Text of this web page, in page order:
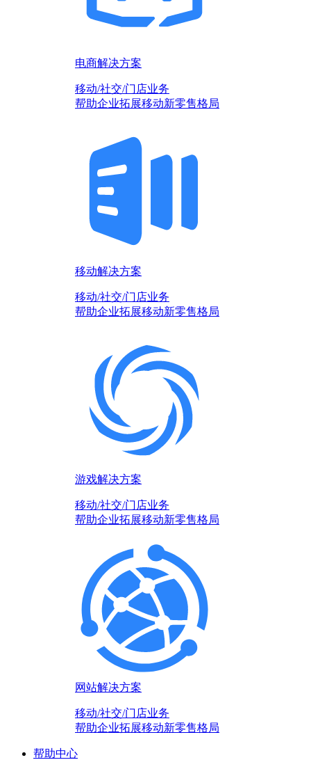
电商解决方案
移动/社交/门店业务
帮助企业拓展移动新零售格局
移动解决方案
移动/社交/门店业务
帮助企业拓展移动新零售格局
游戏解决方案
移动/社交/门店业务
帮助企业拓展移动新零售格局
网站解决方案
移动/社交/门店业务
帮助企业拓展移动新零售格局
帮助中心